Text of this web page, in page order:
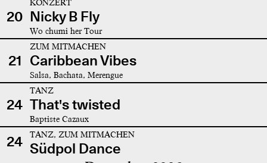
20
KONZERT
Nicky B Fly
Wo chumi her Tour
21
ZUM MITMACHEN
Caribbean Vibes
Salsa, Bachata, Merengue
24
TANZ
That's twisted
Baptiste Cazaux
24 TANZ, ZUM MITMACHEN
Südpol Dance